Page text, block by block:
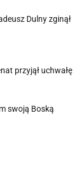
Dulny zginął
przyjął uchwałę
swoją Boską